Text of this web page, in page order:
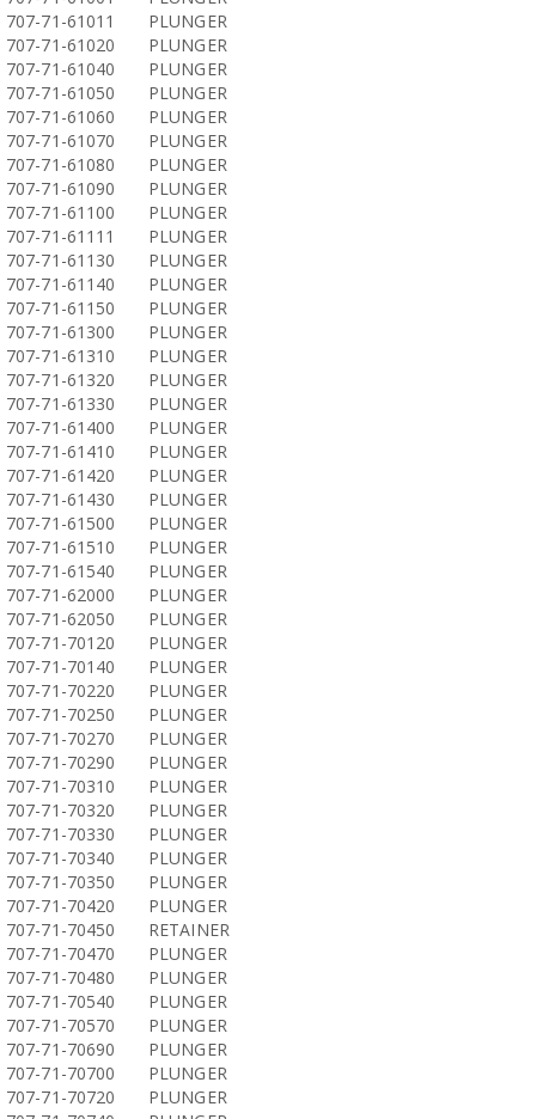
707-71-61011
PLUNGER
707-71-61020
PLUNGER
707-71-61040
PLUNGER
707-71-61050
PLUNGER
707-71-61060
PLUNGER
707-71-61070
PLUNGER
707-71-61080
PLUNGER
707-71-61090
PLUNGER
707-71-61100
PLUNGER
707-71-61111
PLUNGER
707-71-61130
PLUNGER
707-71-61140
PLUNGER
707-71-61150
PLUNGER
707-71-61300
PLUNGER
707-71-61310
PLUNGER
707-71-61320
PLUNGER
707-71-61330
PLUNGER
707-71-61400
PLUNGER
707-71-61410
PLUNGER
707-71-61420
PLUNGER
707-71-61430
PLUNGER
707-71-61500
PLUNGER
707-71-61510
PLUNGER
707-71-61540
PLUNGER
707-71-62000
PLUNGER
707-71-62050
PLUNGER
707-71-70120
PLUNGER
707-71-70140
PLUNGER
707-71-70220
PLUNGER
707-71-70250
PLUNGER
707-71-70270
PLUNGER
707-71-70290
PLUNGER
707-71-70310
PLUNGER
707-71-70320
PLUNGER
707-71-70330
PLUNGER
707-71-70340
PLUNGER
707-71-70350
PLUNGER
707-71-70420
PLUNGER
707-71-70450
RETAINER
707-71-70470
PLUNGER
707-71-70480
PLUNGER
707-71-70540
PLUNGER
707-71-70570
PLUNGER
707-71-70690
PLUNGER
707-71-70700
PLUNGER
707-71-70720
PLUNGER